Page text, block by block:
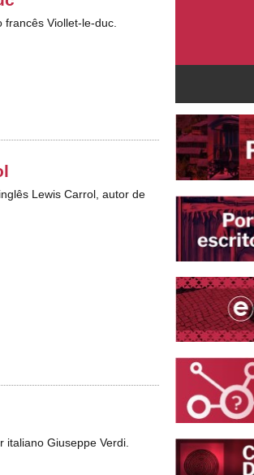
Viollet-le-duc.
Lewis Carrol, autor de
Giuseppe Verdi.